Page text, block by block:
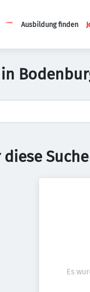
Ausbildung finden
diese
Es